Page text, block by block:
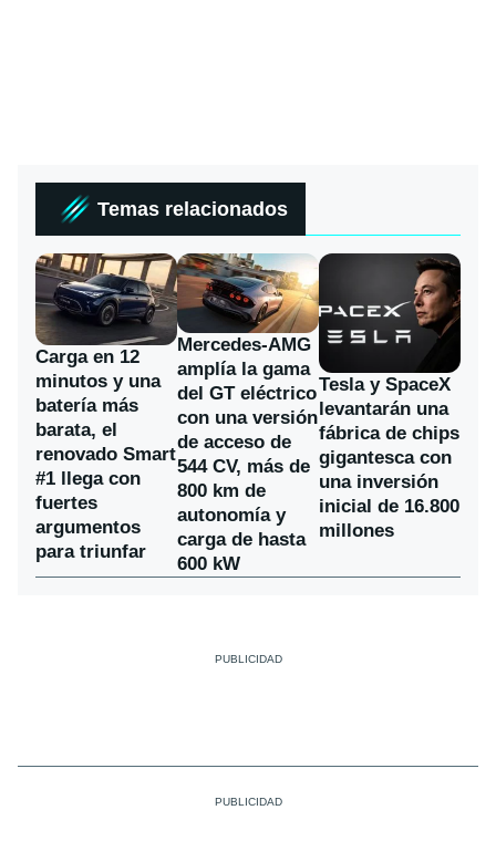
Temas relacionados
Carga en 12
minutos y una
batería más
barata, el
renovado Smart
#1 llega con
fuertes
argumentos
para triunfar
Mercedes-AMG
amplía la gama
del GT eléctrico
con una versión
de acceso de
544 CV, más de
800 km de
autonomía y
carga de hasta
600 kW
Tesla y SpaceX
levantarán una
fábrica de chips
gigantesca con
una inversión
inicial de 16.800
millones